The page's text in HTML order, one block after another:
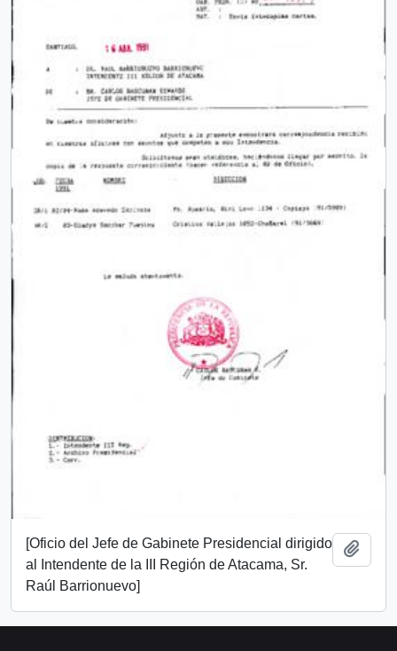
[Oficio del Jefe de Gabinete Presidencial dirigido
al Intendente de la III Región de Atacama, Sr.
Raúl Barrionuevo]